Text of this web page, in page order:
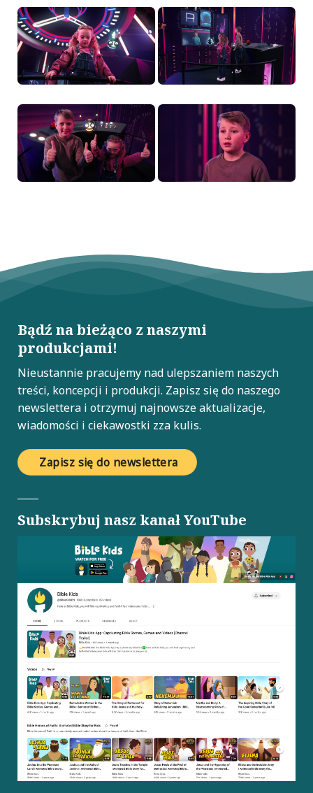
Bądź na bieżąco z naszymi
produkcjami!
Nieustannie pracujemy nad ulepszaniem naszych
treści, koncepcji i produkcji. Zapisz się do naszego
newslettera i otrzymuj najnowsze aktualizacje,
wiadomości i ciekawostki zza kulis.
Zapisz się do newslettera
Subskrybuj nasz kanał YouTube